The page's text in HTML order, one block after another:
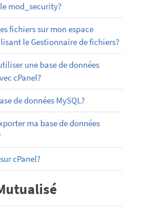
mod_security?
fichiers sur mon espace
le Gestionnaire de fichiers?
une base de données
cPanel?
de données MySQL?
ma base de données
cPanel?